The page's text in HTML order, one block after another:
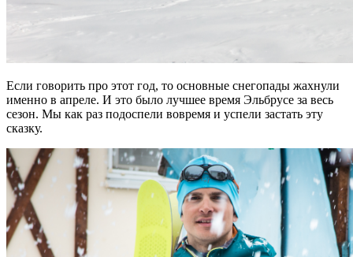
Если говорить про этот год, то основные снегопады жахнули
именно в апреле. И это было лучшее время Эльбрусе за весь
сезон. Мы как раз подоспели вовремя и успели застать эту
сказку.